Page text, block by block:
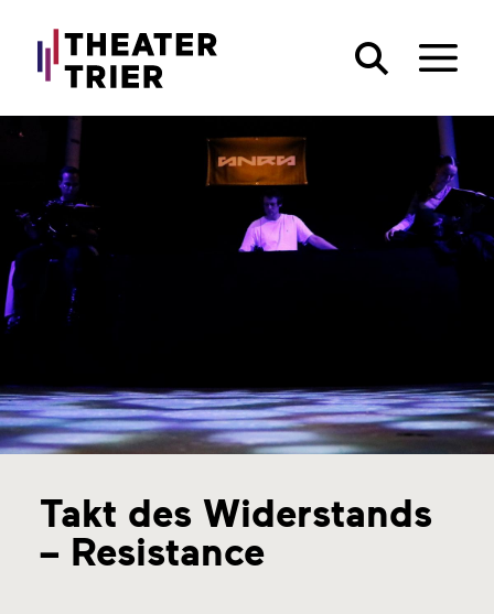
Takt des Widerstands
– Resistance